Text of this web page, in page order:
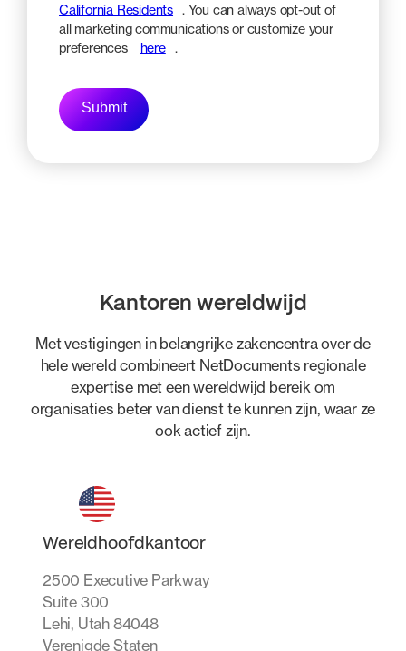
California Residents . You can always opt-out of
all marketing communications or customize your
preferences
here .
Submit
Kantoren wereldwijd
Met vestigingen in belangrijke zakencentra over de
hele wereld combineert NetDocuments regionale
expertise met een wereldwijd bereik om
organisaties beter van dienst te kunnen zijn, waar ze
ook actief zijn.
Wereldhoofdkantoor
2500 Executive Parkway
Suite 300
Lehi, Utah 84048
Verenigde Staten